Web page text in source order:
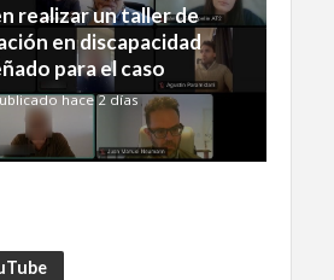
realizar un taller de
en discapacidad
para el caso
hace 2 días